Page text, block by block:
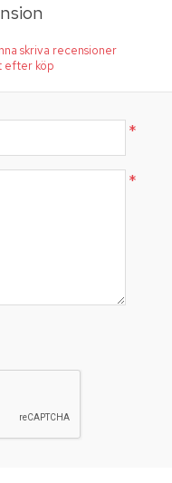
skriva recensioner
efter köp
*
*